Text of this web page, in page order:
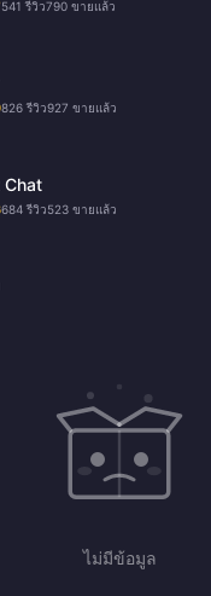
541 รีวิว790 ขายแล้ว
826 รีวิว927 ขายแล้ว
Chat
684 รีวิว523 ขายแล้ว
ไม่มีข้อมูล